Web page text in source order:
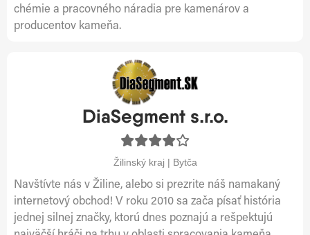
chémie a pracovného náradia pre kamenárov a
producentov kameňa.
DiaSegment s.r.o.
Žilinský kraj | Bytča
Navštívte nás v Žiline, alebo si prezrite náš namakaný
internetový obchod! V roku 2010 sa zača písať história
jednej silnej značky, ktorú dnes poznajú a rešpektujú